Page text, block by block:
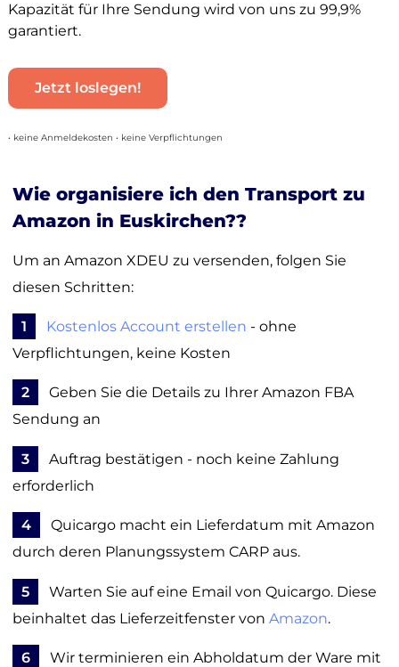
Kapazität für Ihre Sendung wird von uns zu 99,9%
garantiert.
Jetzt loslegen!
• keine Anmeldekosten • keine Verpflichtungen
Wie organisiere ich den Transport zu
Amazon in Euskirchen??
Um an Amazon XDEU zu versenden, folgen Sie
diesen Schritten:
1 Kostenlos Account erstellen - ohne
Verpflichtungen, keine Kosten
2
Geben Sie die Details zu Ihrer Amazon FBA
Sendung an
3
Auftrag bestätigen - noch keine Zahlung
erforderlich
4
Quicargo macht ein Lieferdatum mit Amazon
durch deren Planungssystem CARP aus.
5
Warten Sie auf eine Email von Quicargo. Diese
beinhaltet das Lieferzeitfenster von Amazon.
6
Wir terminieren ein Abholdatum der Ware mit